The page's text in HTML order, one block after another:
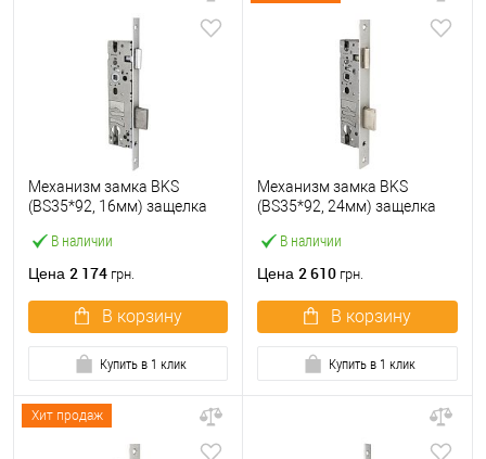
В наличии
Механизм замка BKS
(BS35*92, 16мм) защелка
Цена 2 174 грн.
В корзину
Купить в 1 клик
В наличии
Механизм замка BKS
(BS35*92, 24мм) защелка
Цена 2 610 грн.
В корзину
Купить в 1 клик
Хит продаж